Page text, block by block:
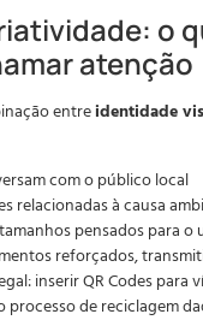
o
atenção
entreidentidade
com o público local
relacionadas à causa
pensados para o
reforçados,
inserir QR Codes
de reciclagem